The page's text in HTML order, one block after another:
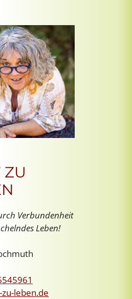
ZU
Verbundenheit
Leben!
leben.de